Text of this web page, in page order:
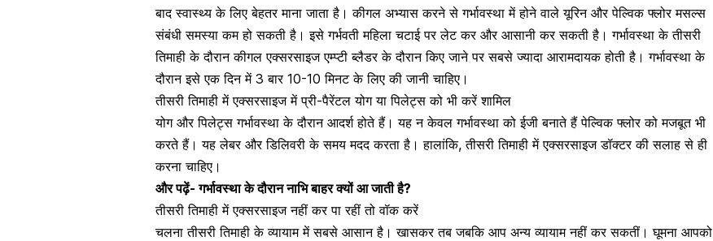
बादस्वास्थ्य के लिए बेहतर माना जाता है। कीगल अभ्यास करने से गर्भावस्था में होने वाले यूरिन और पेल्विक फ्लोर मसल्स
संबंधी समस्या कम हो सकती है। इसे गर्भवती महिला चटाई पर लेट कर और आसानी कर सकती है। गर्भावस्था केतीसरी
तिमाही के दौरानकीगल एक्सरसाइज एम्प्टी ब्लैडर के दौरान किए जाने पर सबसे ज्यादा आरामदायक होती है। गर्भावस्था के
दौरान इसे एक दिन में 3 बार 10-10 मिनट के लिए की जानी चाहिए।
तीसरी तिमाही में एक्सरसाइज में प्री-पैरेंटल योग या पिलेट्स को भी करें शामिल
योग और पिलेट्स गर्भावस्था के दौरान आदर्श होते हैं। यह न केवल गर्भावस्था को ईजी बनाते हैं पेल्विक फ्लोर को मजबूत भी
करते हैं। यह लेबर और डिलिवरी के समय मदद करता है। हालांकि, तीसरी तिमाही में एक्सरसाइज डॉक्टर की सलाह से ही
करना चाहिए।
और पढ़ें-गर्भावस्था के दौरान नाभि बाहर क्यों आ जाती है?
तीसरी तिमाही में एक्सरसाइज नहीं कर पा रहीं तो वॉक करें
चलना तीसरी तिमाही के व्यायाम में सबसे आसान है। खासकर तब जबकि आप अन्य व्यायाम नहीं कर सकतीं।घूमना आपको